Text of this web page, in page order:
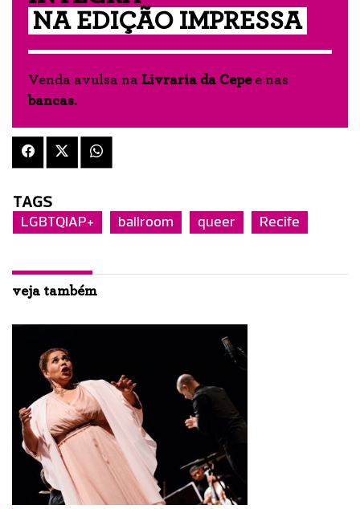
NA EDIÇÃO IMPRESSA
Venda avulsa na Livraria da Cepee nas
bancas.
TAGS
LGBTQIAP+ ballroom queer Recife
veja também